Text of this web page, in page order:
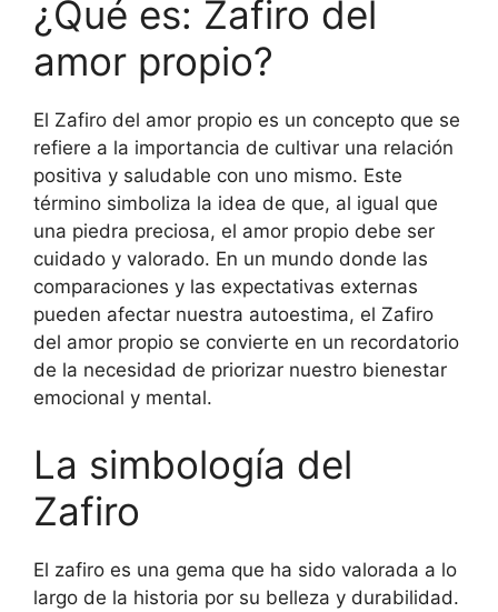
¿Qué es: Zafiro del
amor propio?
El Zafiro del amor propio es un concepto que se
refiere a la importancia de cultivar una relación
positiva y saludable con uno mismo. Este
término simboliza la idea de que, al igual que
una piedra preciosa, el amor propio debe ser
cuidado y valorado. En un mundo donde las
comparaciones y las expectativas externas
pueden afectar nuestra autoestima, el Zafiro
del amor propio se convierte en un recordatorio
de la necesidad de priorizar nuestro bienestar
emocional y mental.
La simbología del
Zafiro
El zafiro es una gema que ha sido valorada a lo
largo de la historia por su belleza y durabilidad.